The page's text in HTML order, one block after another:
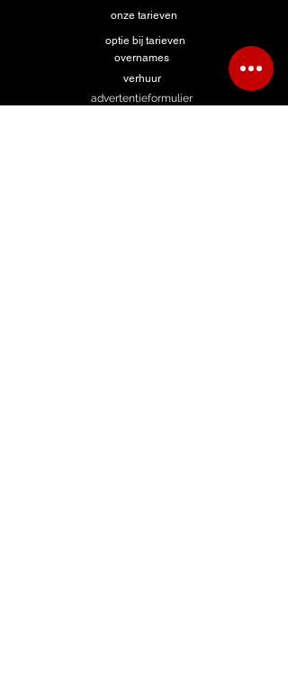
onze tarieven
optie bij tarieven
overnames
verhuur
advertentieformulier